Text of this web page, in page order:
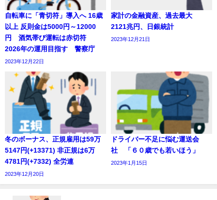
自転車に「青切符」導入へ 16歳
以上 反則金は5000円～12000
円 酒気帯び運転は赤切符
2026年の運用目指す 警察庁
2023年12月22日
家計の金融資産、過去最大
2121兆円、日銀統計
2023年12月21日
冬のボーナス、正規雇用は59万
5147円(+13371) 非正規は6万
4781円(+7332) 全労連
2023年12月20日
ドライバー不足に悩む運送会
社 「６０歳でも若いほう」
2023年1月15日